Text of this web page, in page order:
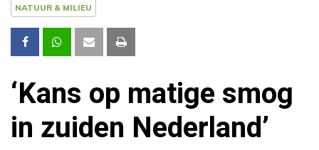
NATUUR & MILIEU
‘Kans op matige smog
in zuiden Nederland’